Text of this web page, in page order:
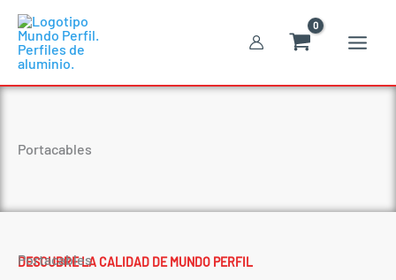
contenido
Portacables
DESCUBRE LA CALIDAD DE MUNDO PERFIL
Portacables